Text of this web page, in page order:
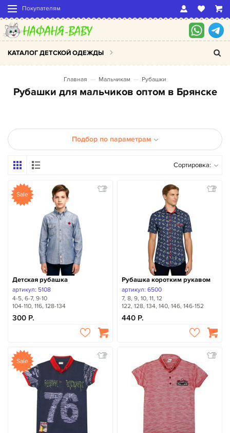
Покупателям
КАТАЛОГ ДЕТСКОЙ ОДЕЖДЫ
Главная Мальчикам Рубашки
Рубашки для мальчиков оптом в Брянске
Подбор по параметрам
Сортировка:
Sale
Детская рубашка
артикул: 5108
4-5, 6-7, 9-10
104-110, 116, 128-134
300
Рубашка коротким рукавом
артикул: 6500
7, 8, 9, 10, 11, 12
122, 128, 134, 140, 146, 146-152
440
Sale